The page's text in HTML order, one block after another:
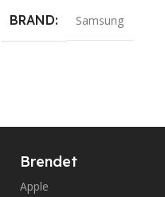
BRAND Samsung
Brendet
Apple